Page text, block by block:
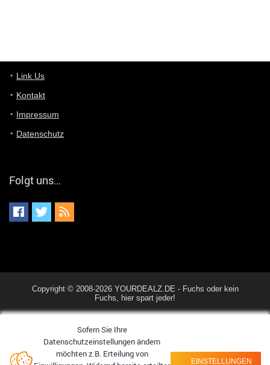
Link Us
Kontakt
Impressum
Datenschutz
Folgt uns…
Copyright © 2008-2026 YOURDEALZ.DE - Fuchs oder kein
Fuchs, hier spart jeder!
Sofern Sie Ihre
Datenschutzeinstellungen ändern
möchten z.B. Erteilung von
EINSTELLUNGEN